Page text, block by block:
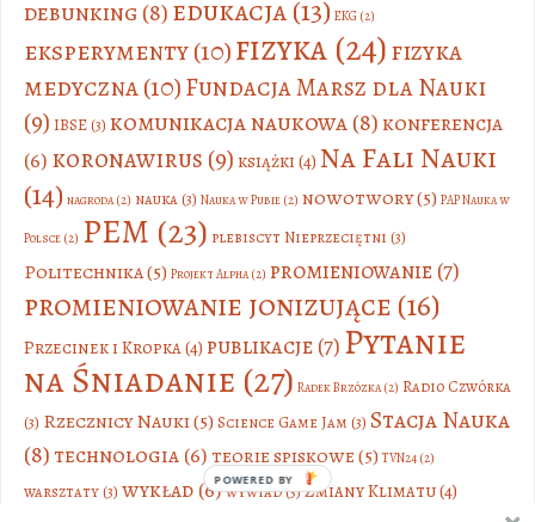
debunking (8)edukacja(13) EKG(2)
eksperymenty(10)fizyka(24)fizyka
medyczna(10)Fundacja Marsz dla Nauki
(9) IBSE(3) komunikacja naukowa(8) konferencja
(6) koronawirus (9) książki (4) Na Fali Nauki
(14) nagroda(2) nauka(3) Nauka w Pubie(2) nowotwory(5) PAP Nauka w
Polsce(2) PEM (23) plebiscyt Nieprzeciętni (3)
Politechnika(5) Projekt Alpha(2) promieniowanie(7)
promieniowanie jonizujące (16)
Przecinek i Kropka(4) publikacje(7) Pytanie
na Śniadanie (27) Radek Brzózka(2) Radio Czwórka
(3) Rzecznicy Nauki(5)Science Game Jam (3) Stacja Nauka
(8) technologia(6) teorie spiskowe(5) TVN24(2)
warsztaty(3) wykład(6)wywiad(3)Zmiany Klimatu(4)
POWERED BY